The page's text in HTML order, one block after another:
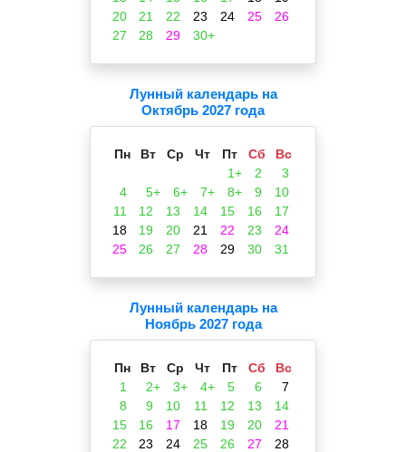
20
21 22 23 24 25
26
27
28 29 30+
Лунный календарь на
Октябрь 2027 года
Пн Вт Ср Чт Пт Сб
Вс
1+
2
3
4
5+ 6+ 7+ 8+ 9
10
11
12 13 14 15 16
17
18
19 20 21 22 23
24
25
26 27 28 29 30 31
Лунный календарь на
Ноябрь 2027 года
Пн Вт Ср Чт Пт Сб
Вс
1
2+ 3+ 4+ 5 6
7
8
9 10 11 12 13
14
15
16 17 18 19 20
21
22
23 24 25 26 27
28